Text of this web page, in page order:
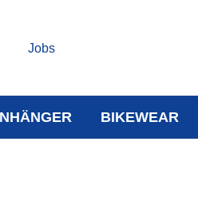
Jobs
BIKEWEAR